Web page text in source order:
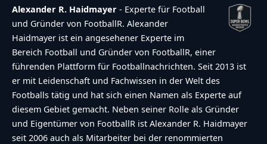
Alexander R. Haidmayer - Experte für Football
und Gründer von FootballR. Alexander
Haidmayer ist ein angesehener Experte im
Bereich Football und Gründer von FootballR, einer
führenden Plattform für Footballnachrichten. Seit 2013 ist
er mit Leidenschaft und Fachwissen in der Welt des
Footballs tätig und hat sich einen Namen als Experte auf
diesem Gebiet gemacht. Neben seiner Rolle als Gründer
und Eigentümer von FootballR ist Alexander R. Haidmayer
seit 2006 auch als Mitarbeiter bei der renommierten